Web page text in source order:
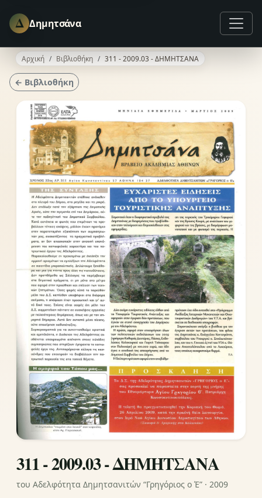
Δ Δημητσάνα
Αρχική Βιβλιοθήκη 311 - 2009.03 - ΔΗΜΗΤΣΑΝΑ
← Βιβλιοθήκη
311 - 2009.03 - ΔΗΜΗΤΣΑΝΑ
του Αδελφότητα Δημητσανιτών “Γρηγόριος ο Έ” · 2009